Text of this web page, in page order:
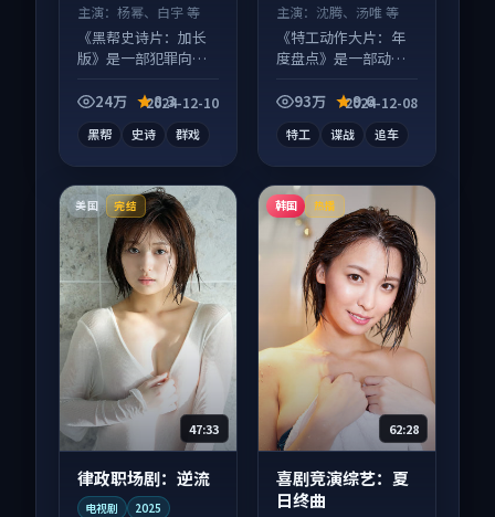
主演： 杨幂、白宇 等
《黑帮史诗片：加长
版》是一部犯罪向电
酵，适合周末一口气
24万 8.3
2024-12-10
黑帮 史诗 群戏
主演： 沈腾、汤唯 等
《特工动作大片：年
度盘点》是一部动作
系层层推进，尾声常
93万 9.6
2024-12-08
特工 谍战 追车
美国 完结
47:33
律政职场剧：逆流
电视剧 2025
韩国 热播
62:28
喜剧竞演综艺：夏
日终曲